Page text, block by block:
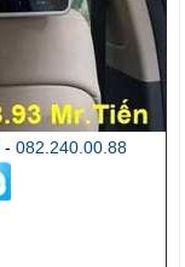
-082.240.00.88